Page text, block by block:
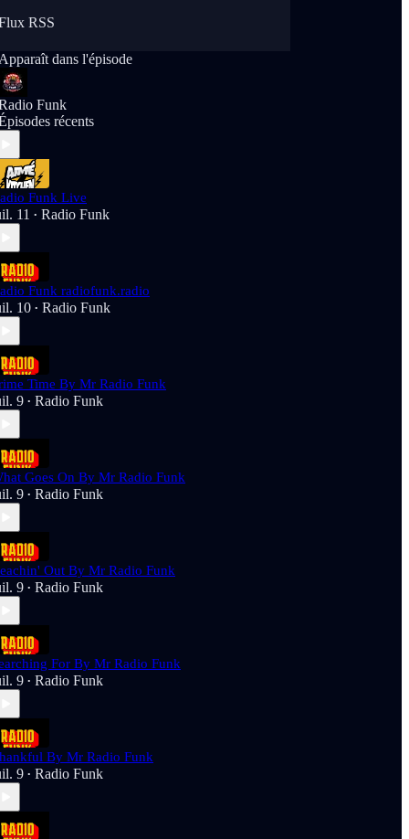
RSS
Apparaît dans l'épisode
Funk
récents
Funk Live
11 • Radio Funk
Funk radiofunk.radio
10 • Radio Funk
Time By Mr Radio Funk
9 • Radio Funk
Goes On By Mr Radio Funk
9 • Radio Funk
Out By Mr Radio Funk
9 • Radio Funk
For By Mr Radio Funk
9 • Radio Funk
By Mr Radio Funk
9 • Radio Funk